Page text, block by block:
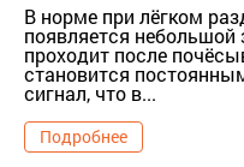
В норме при лёгком
появляется
проходит после
становится
сигнал, что в...
Подробнее